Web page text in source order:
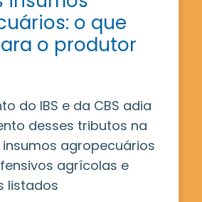
o que
o produtor
do IBS e da CBS adia
desses tributos na
agropecuários
agrícolas e
listados